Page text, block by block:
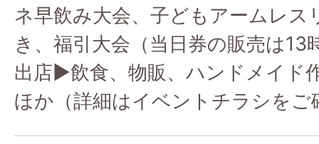
ネ早飲み大会、子どもアームレス
き、福引大会（当日券の販売は13
出店▶飲食、物販、ハンドメイド
ほか（詳細はイベントチラシをご